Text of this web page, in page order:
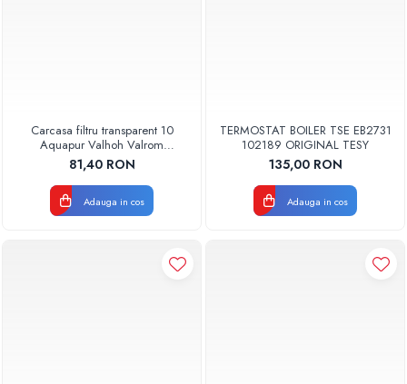
Carcasa filtru transparent 10
Aquapur Valhoh Valrom
AQUA00110001032
81,40 RON
Adauga in cos
TERMOSTAT BOILER TSE EB2731
102189 ORIGINAL TESY
135,00 RON
Adauga in cos